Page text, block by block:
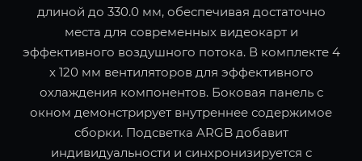
длиной до 330.0 мм, обеспечивая достаточно
места для современных видеокарт и
эффективного воздушного потока. В комплекте 4
x 120 мм вентиляторов для эффективного
охлаждения компонентов. Боковая панель с
окном демонстрирует внутреннее содержимое
сборки. Подсветка ARGB добавит
индивидуальности и синхронизируется с